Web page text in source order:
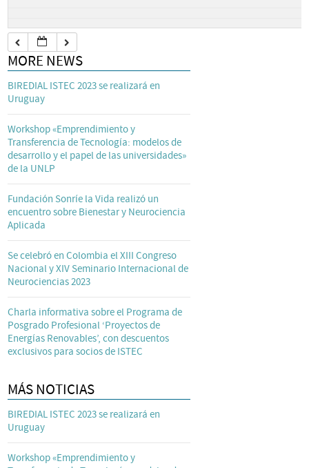
MORE NEWS
BIREDIAL ISTEC 2023 se realizará en
Uruguay
Workshop «Emprendimiento y
Transferencia de Tecnología: modelos de
desarrollo y el papel de las universidades»
de la UNLP
Fundación Sonríe la Vida realizó un
encuentro sobre Bienestar y Neurociencia
Aplicada
Se celebró en Colombia el XIII Congreso
Nacional y XIV Seminario Internacional de
Neurociencias 2023
Charla informativa sobre el Programa de
Posgrado Profesional ‘Proyectos de
Energías Renovables’, con descuentos
exclusivos para socios de ISTEC
MÁS NOTICIAS
BIREDIAL ISTEC 2023 se realizará en
Uruguay
Workshop «Emprendimiento y